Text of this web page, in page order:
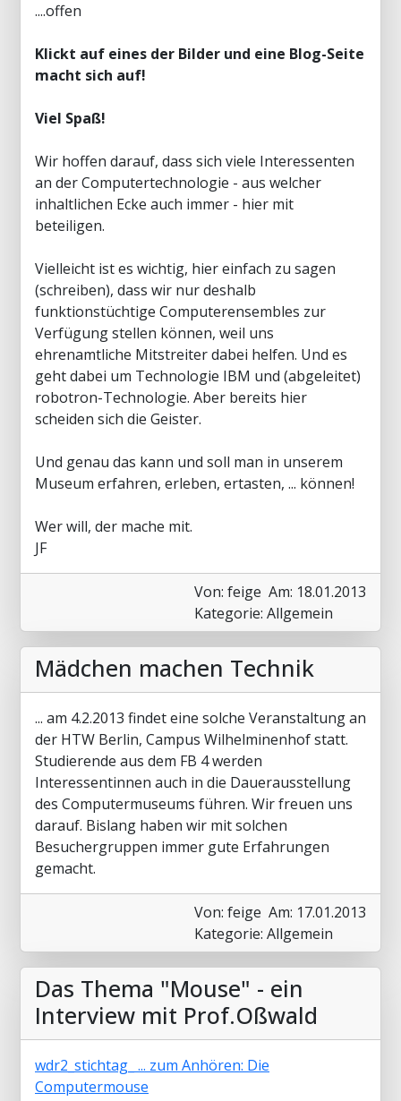
....offen
Klickt auf eines der Bilder und eine Blog-Seite
macht sich auf!
Viel Spaß!
Wir hoffen darauf, dass sich viele Interessenten
an der Computertechnologie - aus welcher
inhaltlichen Ecke auch immer - hier mit
beteiligen.
Vielleicht ist es wichtig, hier einfach zu sagen
(schreiben), dass wir nur deshalb
funktionstüchtige Computerensembles zur
Verfügung stellen können, weil uns
ehrenamtliche Mitstreiter dabei helfen. Und es
geht dabei um Technologie IBM und (abgeleitet)
robotron-Technologie. Aber bereits hier
scheiden sich die Geister.
Und genau das kann und soll man in unserem
Museum erfahren, erleben, ertasten, ... können!
Wer will, der mache mit.
JF
Von: feige Am: 18.01.2013
Kategorie: Allgemein
Mädchen machen Technik
... am 4.2.2013 findet eine solche Veranstaltung an
der HTW Berlin, Campus Wilhelminenhof statt.
Studierende aus dem FB 4 werden
Interessentinnen auch in die Dauerausstellung
des Computermuseums führen. Wir freuen uns
darauf. Bislang haben wir mit solchen
Besuchergruppen immer gute Erfahrungen
gemacht.
Von: feige Am: 17.01.2013
Kategorie: Allgemein
Das Thema "Mouse" - ein
Interview mit Prof.Oßwald
wdr2_stichtag_ ... zum Anhören: Die
Computermouse